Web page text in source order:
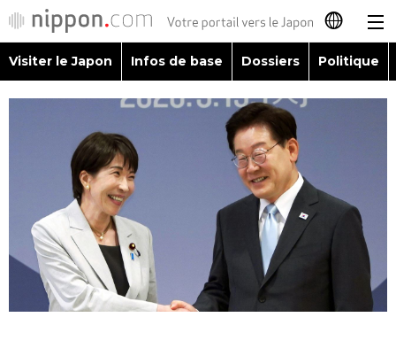
日本語
English
简体字
繁體字
Español
Visiter le Japon
Infos de base
Dossiers
Visiter le Japon Infos de base Dossiers Politique